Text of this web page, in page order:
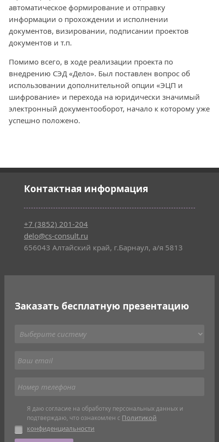
автоматическое формирование и отправку
информации о прохождении и исполнении
документов, визировании, подписании проектов
документов и т.п.
Помимо всего, в ходе реализации проекта по
внедрению СЭД «Дело». Был поставлен вопрос об
использовании дополнительной опции «ЭЦП и
шифрование» и перехода на юридически значимый
электронный документооборот, начало к которому уже
успешно положено.
Контактная информация
+7 (3852) 201-204
delo@cs-consult.ru
656043 Алтайский край, г.Барнаул, а/я 5813
Заказать бесплатную презентацию
Я даю согласие на обработку персональных данных и
подтверждаю, что ознакомлен с Политикой
конфиденциальности